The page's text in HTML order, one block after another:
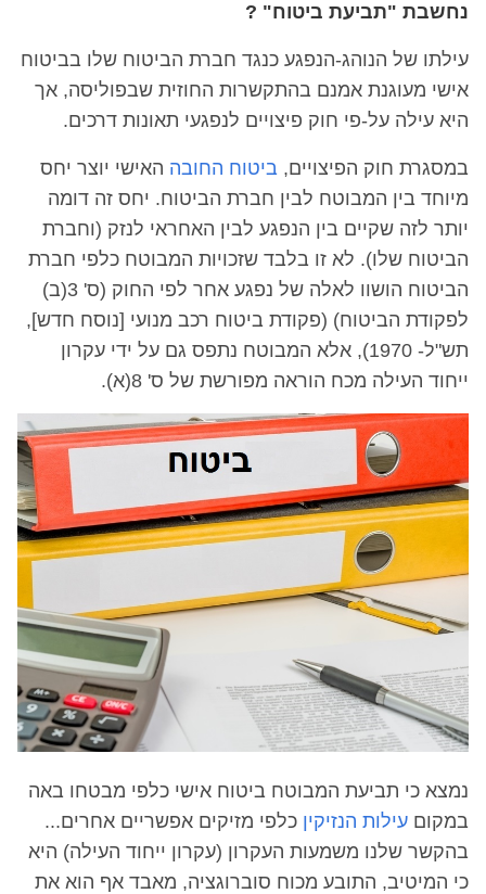
נחשבת "תביעת ביטוח" ?
עילתו של הנוהג-הנפגע כנגד חברת הביטוח שלו בביטוח
אישי מעוגנת אמנם בהתקשרות החוזית שבפוליסה, אך
היא עילה על-פי חוק פיצויים לנפגעי תאונות דרכים.
במסגרת חוק הפיצויים, ביטוח החובה האישי יוצר יחס
מיוחד בין המבוטח לבין חברת הביטוח. יחס זה דומה
יותר לזה שקיים בין הנפגע לבין האחראי לנזק (וחברת
הביטוח שלו). לא זו בלבד שזכויות המבוטח כלפי חברת
הביטוח הושוו לאלה של נפגע אחר לפי החוק (ס' 3(ב)
לפקודת הביטוח) (פקודת ביטוח רכב מנועי [נוסח חדש],
תש"ל- 1970), אלא המבוטח נתפס גם על ידי עקרון
ייחוד העילה מכח הוראה מפורשת של ס' 8(א).
נמצא כי תביעת המבוטח ביטוח אישי כלפי מבטחו באה
במקום עילות הנזיקין כלפי מזיקים אפשריים אחרים...
בהקשר שלנו משמעות העקרון (עקרון ייחוד העילה) היא
כי המיטיב, התובע מכוח סוברוגציה, מאבד אף הוא את